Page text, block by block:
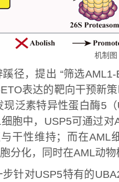
机制图
，提出 “筛选AML1-
表达的靶向干预新
泛素特异性蛋白酶5
胞中，USP5可通过
干性维持；而在
分化，同时在AML动
对USP5特有的